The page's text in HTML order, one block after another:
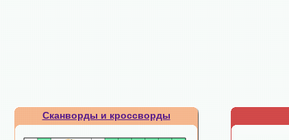
Сканворды и кроссворды